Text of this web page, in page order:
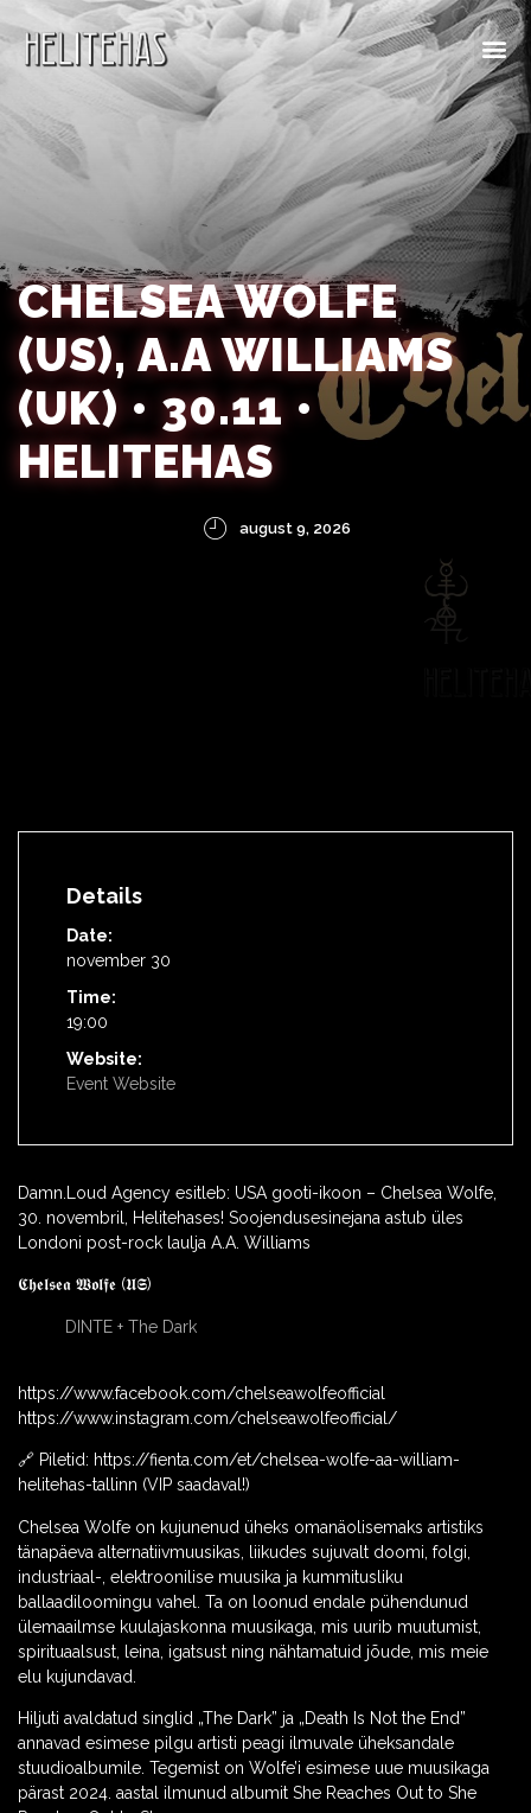
CHELSEA WOLFE
(US), A.A WILLIAMS
(UK) • 30.11 •
HELITEHAS
august 9, 2026
Details
Date:
november 30
Time:
19:00
Website:
Event Website
Damn.Loud Agency esitleb: USA gooti-ikoon – Chelsea Wolfe,
30. novembril, Helitehases! Soojendusesinejana astub üles
Londoni post-rock laulja A.A. Williams
𝕮𝖍𝖊𝖑𝖘𝖊𝖆 𝖂𝖔𝖑𝖋𝖊 (𝖀𝕾)
DINTE + The Dark
https://www.facebook.com/chelseawolfeofficial
https://www.instagram.com/chelseawolfeofficial/
🔗 Piletid: https://fienta.com/et/chelsea-wolfe-aa-william-
helitehas-tallinn (VIP saadaval!)
Chelsea Wolfe on kujunenud üheks omanäolisemaks artistiks
tänapäeva alternatiivmuusikas, liikudes sujuvalt doomi, folgi,
industriaal-, elektroonilise muusika ja kummitusliku
ballaadiloomingu vahel. Ta on loonud endale pühendunud
ülemaailmse kuulajaskonna muusikaga, mis uurib muutumist,
spirituaalsust, leina, igatsust ning nähtamatuid jõude, mis meie
elu kujundavad.
Hiljuti avaldatud singlid „The Dark” ja „Death Is Not the End”
annavad esimese pilgu artisti peagi ilmuvale üheksandale
stuudioalbumile. Tegemist on Wolfe’i esimese uue muusikaga
pärast 2024. aastal ilmunud albumit She Reaches Out to She